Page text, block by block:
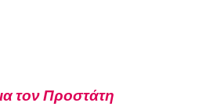
τον Προστάτη